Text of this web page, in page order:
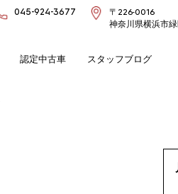
045-924-3677
〒226-0016
神奈川県横浜市
認定中古車 スタッフブログ